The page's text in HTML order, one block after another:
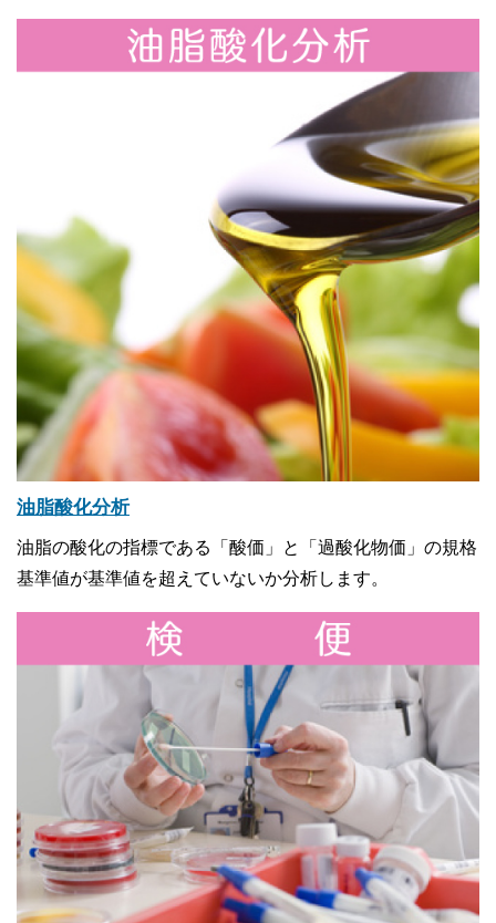
油脂酸化分析
油脂の酸化の指標である「酸価」と「過酸化物価」の規格
基準値が基準値を超えていないか分析します。